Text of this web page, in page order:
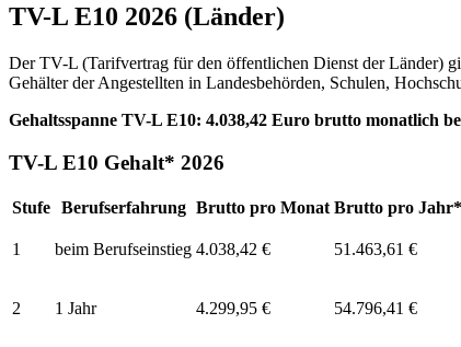
TV-L E10 2026 (Länder)
Der TV-L (Tarifvertrag für den öffentlichen Dienst der Länder)
Gehälter der Angestellten in Landesbehörden, Schulen,
Gehaltsspanne TV-L E10: 4.038,42 Euro brutto monatlich
TV-L E10 Gehalt* 2026
Stufe Berufserfahrung Brutto pro Monat Brutto pro
1 beim Berufseinstieg 4.038,42 € 51.463,61 €
2 1 Jahr 4.299,95 € 54.796,41 €